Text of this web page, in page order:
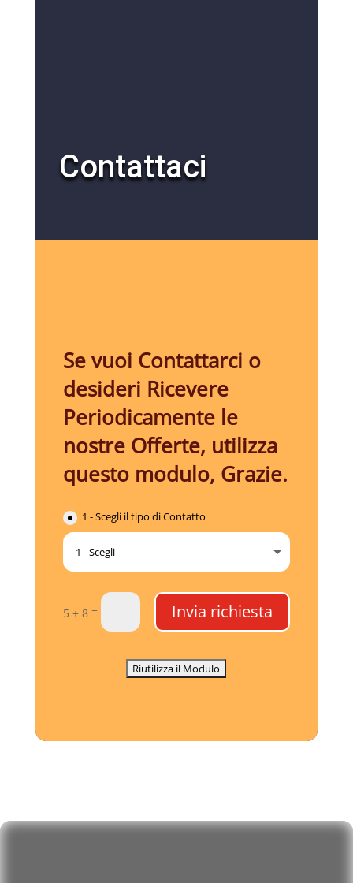
Contattaci
Se vuoi Contattarci o
desideri Ricevere
Periodicamente le
nostre Offerte, utilizza
questo modulo, Grazie.
1 - Scegli il tipo di Contatto
5 + 8 = Invia richiesta